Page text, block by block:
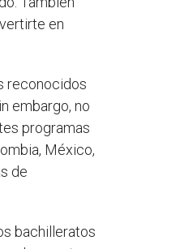
en
reconocidos
embargo, no
programas
México,
de
bachilleratos